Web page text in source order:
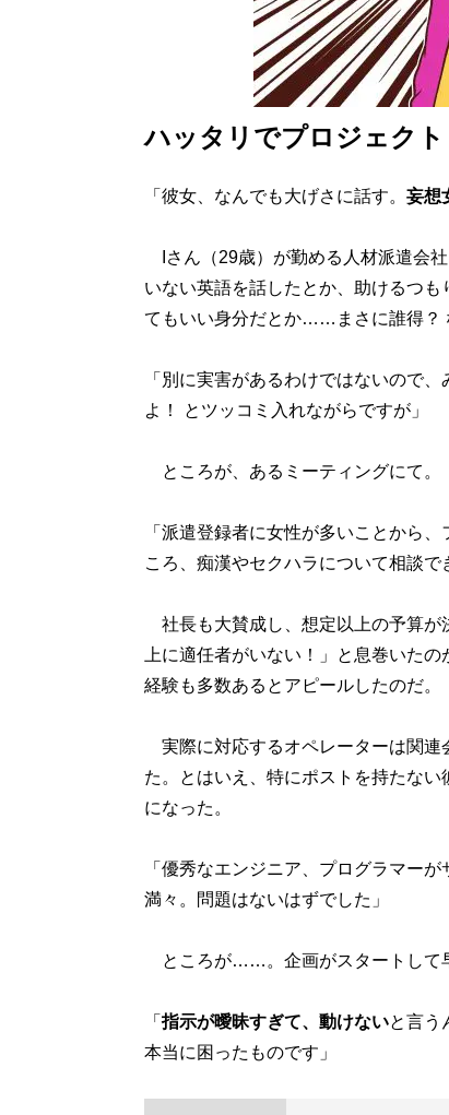
ハッタリでプロジェク
「彼女、なんでも大げさに話す。 妄想
Iさん（29歳）が勤める人材派遣会
いない英語を話したとか、助けるつ
てもいい身分だとか……まさに誰得？
「別に実害があるわけではないので
よ！ とツッコミ入れながらですが」
ところが、あるミーティングにて。
「派遣登録者に女性が多いことから
ころ、痴漢やセクハラについて相談
社長も大賛成し、想定以上の予算が
上に適任者がいない！」と息巻いた
経験も多数あるとアピールしたのだ。
実際に対応するオペレーターは関連
た。とはいえ、特にポストを持たな
になった。
「優秀なエンジニア、プログラマー
満々。問題はないはずでした」
ところが……。企画がスタートして
「指示が曖昧すぎて、動けないと言う
本当に困ったものです」